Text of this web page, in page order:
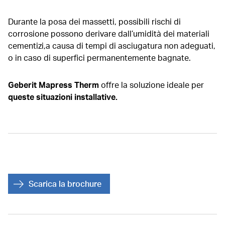
Durante la posa dei massetti, possibili rischi di
corrosione possono derivare dall’umidità dei materiali
cementizi,a causa di tempi di asciugatura non adeguati,
o in caso di superfici permanentemente bagnate.
Geberit Mapress Thermoffre la soluzione ideale per
queste situazioni installative.
Scarica la brochure